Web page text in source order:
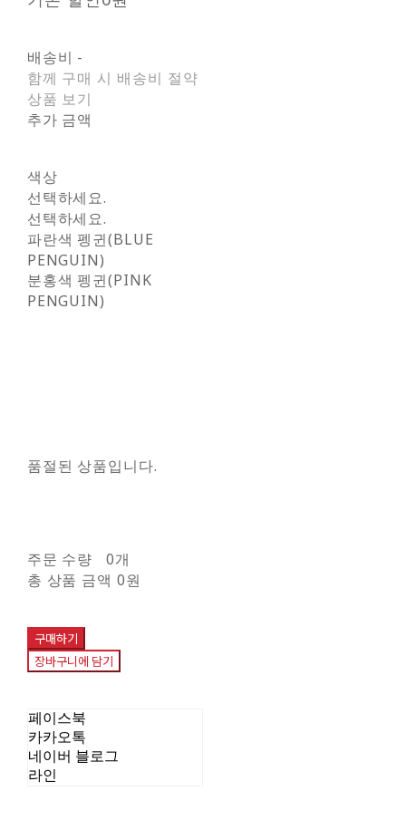
배송비 -
함께 구매 시 배송비 절약
상품 보기
추가 금액
색상
선택하세요.
선택하세요.
파란색 펭귄(BLUE
PENGUIN)
분홍색 펭귄(PINK
PENGUIN)
품절된 상품입니다.
주문 수량
0개
총 상품 금액 0원
구매하기
장바구니에 담기
페이스북
카카오톡
네이버 블로그
라인